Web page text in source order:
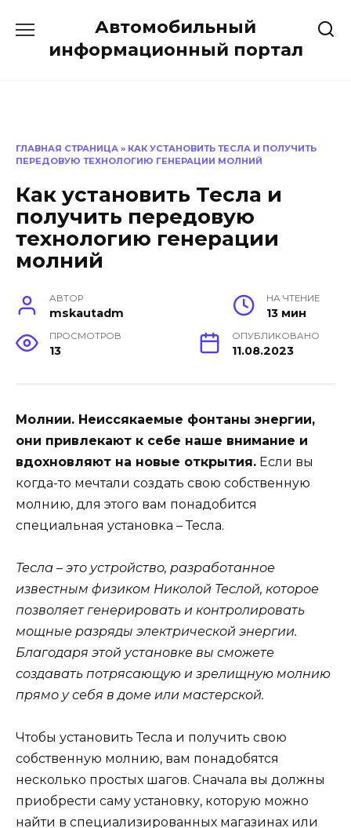
содержанию
Автомобильный
информационный портал
ГЛАВНАЯ СТРАНИЦА » КАК УСТАНОВИТЬ ТЕСЛА И ПОЛУЧИТЬ
ПЕРЕДОВУЮ ТЕХНОЛОГИЮ ГЕНЕРАЦИИ МОЛНИЙ
Как установить Тесла и
получить передовую
технологию генерации
молний
АВТОР
mskautadm
НА ЧТЕНИЕ
13 мин
ПРОСМОТРОВ
13
ОПУБЛИКОВАНО
11.08.2023
Молнии. Неиссякаемые фонтаны энергии,
они привлекают к себе наше внимание и
вдохновляют на новые открытия. Если вы
когда-то мечтали создать свою собственную
молнию, для этого вам понадобится
специальная установка – Тесла.
Тесла – это устройство, разработанное
известным физиком Николой Теслой, которое
позволяет генерировать и контролировать
мощные разряды электрической энергии.
Благодаря этой установке вы сможете
создавать потрясающую и зрелищную молнию
прямо у себя в доме или мастерской.
Чтобы установить Тесла и получить свою
собственную молнию, вам понадобятся
несколько простых шагов. Сначала вы должны
приобрести саму установку, которую можно
найти в специализированных магазинах или